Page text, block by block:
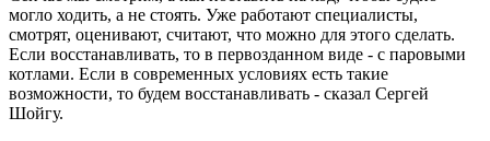
могло ходить, а не стоять. Уже работают специалисты,
смотрят, оценивают, считают, что можно для этого сделать.
Если восстанавливать, то в первозданном виде - с паровыми
котлами. Если в современных условиях есть такие
возможности, то будем восстанавливать - сказал Сергей
Шойгу.